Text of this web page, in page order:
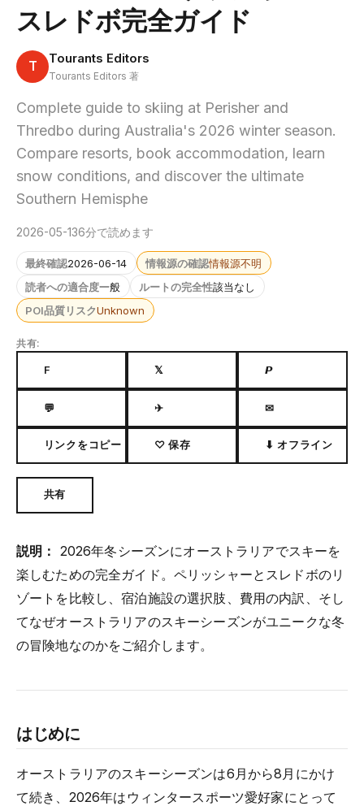
スレドボ完全ガイド
T Tourants Editors
Tourants Editors 著
Complete guide to skiing at Perisher and
Thredbo during Australia's 2026 winter season.
Compare resorts, book accommodation, learn
snow conditions, and discover the ultimate
Southern Hemisphe
2026-05-136分で読めます
最終確認2026-06-14 情報源の確認情報源不明
読者への適合度一般 ルートの完全性該当なし
POI品質リスクUnknown
共有:
F 𝕏 𝙋
💬 ✈ ✉
リンクをコピー ♡ 保存 ⬇ オフライン
共有
説明： 2026年冬シーズンにオーストラリアでスキーを
楽しむための完全ガイド。ペリッシャーとスレドボのリ
ゾートを比較し、宿泊施設の選択肢、費用の内訳、そし
てなぜオーストラリアのスキーシーズンがユニークな冬
の冒険地なのかをご紹介します。
はじめに
オーストラリアのスキーシーズンは6月から8月にかけ
て続き、2026年はウィンタースポーツ愛好家にとって